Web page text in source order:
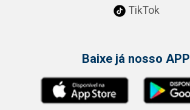
TikTok
Baixe já nosso APP